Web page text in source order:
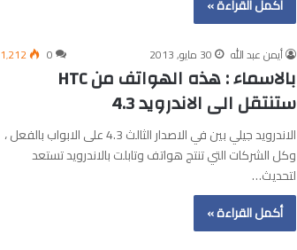
أكمل القراءة »
أيمن عبد الله 30 مايو, 2013 0 1٬212
بالاسماء : هذه الهواتف من HTC
ستنتقل الى الاندرويد 4.3
الاندرويد جيلي بين في الاصدار الثالث 4.3 على الابواب بالفعل ،
وكل الشركات التي تنتج هواتف وتابلت بالاندرويد تستعد
لتحديث…
أكمل القراءة »